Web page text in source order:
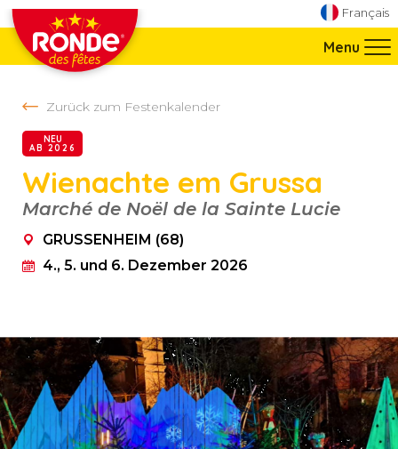
Direkt zur Navigation springen
Direkt zum Inhalt springen
Français
Menu
Zurück zum Festenkalender
NEU
AB 2026
Wienachte em Grussa
GRUSSENHEIM (68)
Marché de Noël de la Sainte Lucie
GRUSSENHEIM (68)
4., 5. und 6. Dezember 2026